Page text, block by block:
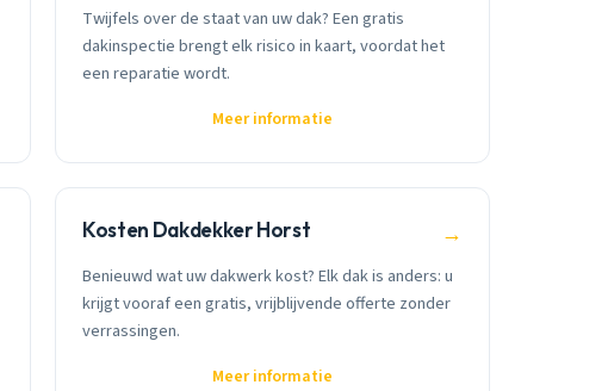
Twijfels over de staat van uw dak? Een gratis
dakinspectie brengt elk risico in kaart, voordat het
een reparatie wordt.
Meer informatie
Kosten Dakdekker Horst →
Benieuwd wat uw dakwerk kost? Elk dak is anders: u
krijgt vooraf een gratis, vrijblijvende offerte zonder
verrassingen.
Meer informatie